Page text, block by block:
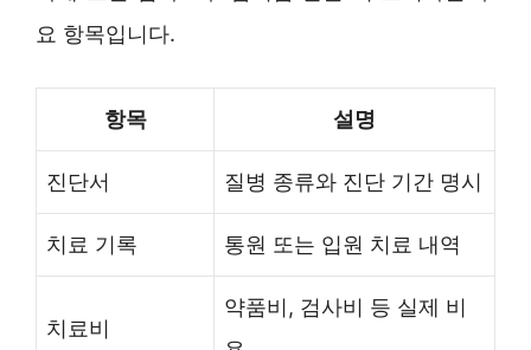
요 항목입니다.
항목 설명
진단서 질병 종류와 진단 기간 명시
치료 기록 통원 또는 입원 치료 내역
치료비
약품비, 검사비 등 실제 비